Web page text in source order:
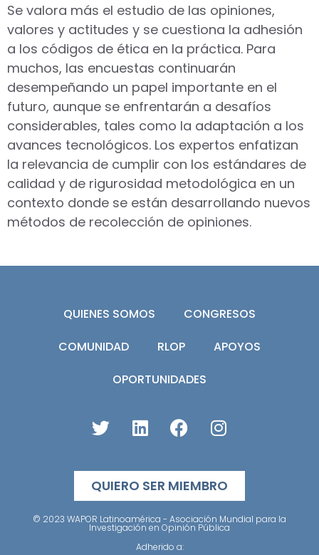
Se valora más el estudio de las opiniones,
valores y actitudes y se cuestiona la adhesión
a los códigos de ética en la práctica. Para
muchos, las encuestas continuarán
desempeñando un papel importante en el
futuro, aunque se enfrentarán a desafíos
considerables, tales como la adaptación a los
avances tecnológicos. Los expertos enfatizan
la relevancia de cumplir con los estándares de
calidad y de rigurosidad metodológica en un
contexto donde se están desarrollando nuevos
métodos de recolección de opiniones.
QUIENES SOMOS
CONGRESOS
COMUNIDAD
RLOP
APOYOS
OPORTUNIDADES
QUIERO SER MIEMBRO
© 2023 WAPOR Latinoamérica - Asociación Mundial para la
Investigación en Opinión Pública
Adherido a: